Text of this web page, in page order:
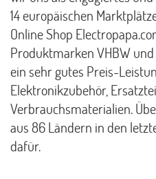
14 europäischen
Online Shop
Produktmarken VHBW und
ein sehr gutes Preis-
Elektronikzubehör,
Verbrauchsmaterialien.
aus 86 Ländern in den
dafür.